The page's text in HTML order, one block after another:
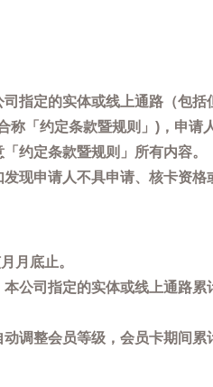
指定的实体或线上通路（包括
「约定条款暨规则」)，申请
约定条款暨规则」所有内容。
现申请人不具申请、核卡资格
月底止。
公司指定的实体或线上通路累
调整会员等级，会员卡期间累